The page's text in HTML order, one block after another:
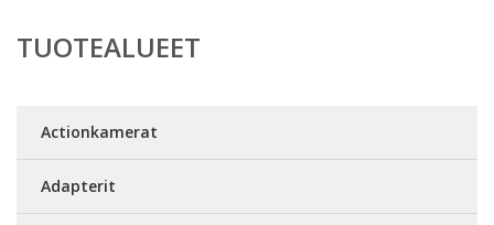
TUOTEALUEET
Actionkamerat
Adapterit